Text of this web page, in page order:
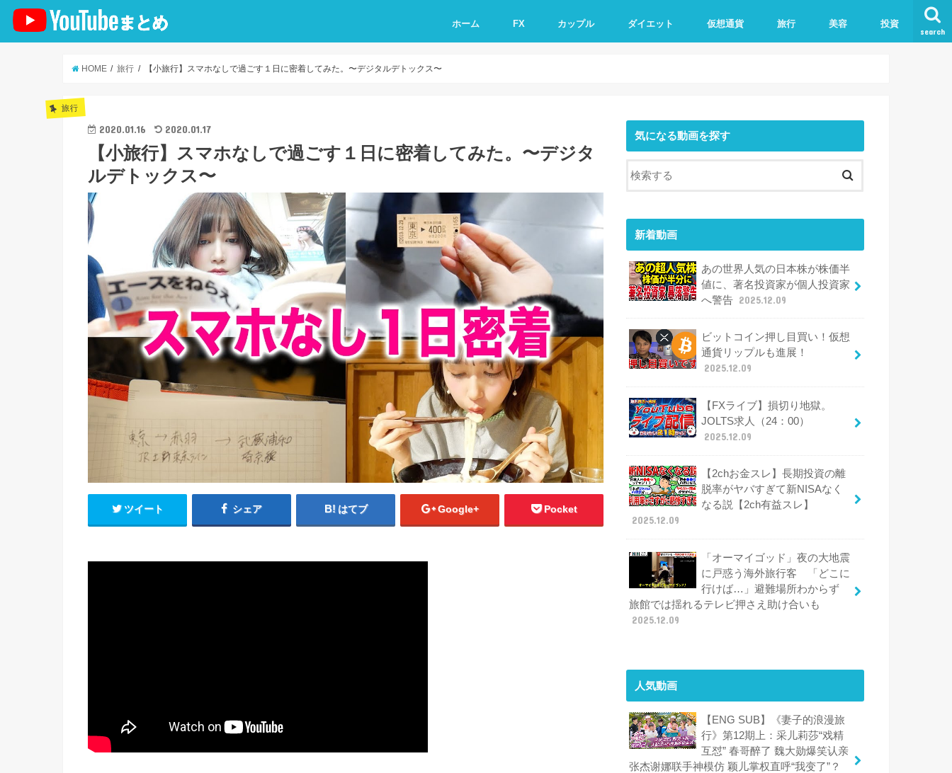
search
ホーム FX カップル ダイエット 仮想通貨 旅行 美容 投資
HOME 旅行 【小旅行】スマホなしで過ごす１日に密着してみた。〜デジタルデトックス〜
旅行
2020.01.16 2020.01.17
【小旅行】スマホなしで過ごす１日に密着してみた。〜デジタ
ルデトックス〜
ツイート シェア はてブ Google+ Pocket
気になる動画を探す
新着動画
あの世界人気の日本株が株価半
値に、著名投資家が個人投資家
へ警告 2025.12.09
ビットコイン押し目買い！仮想
通貨リップルも進展！
2025.12.09
【FXライブ】損切り地獄。
JOLTS求人（24：00）
2025.12.09
【2chお金スレ】長期投資の離
脱率がヤバすぎて新NISAなく
なる説【2ch有益スレ】
2025.12.09
「オーマイゴッド」夜の大地震
に戸惑う海外旅行客 「どこに
行けば…」避難場所わからず
旅館では揺れるテレビ押さえ助け合いも
2025.12.09
人気動画
【ENG SUB】《妻子的浪漫旅
行》第12期上：采儿莉莎“戏精
互怼” 春哥醉了 魏大勋爆笑认亲
张杰谢娜联手神模仿 颖儿掌权直呼“我变了”？